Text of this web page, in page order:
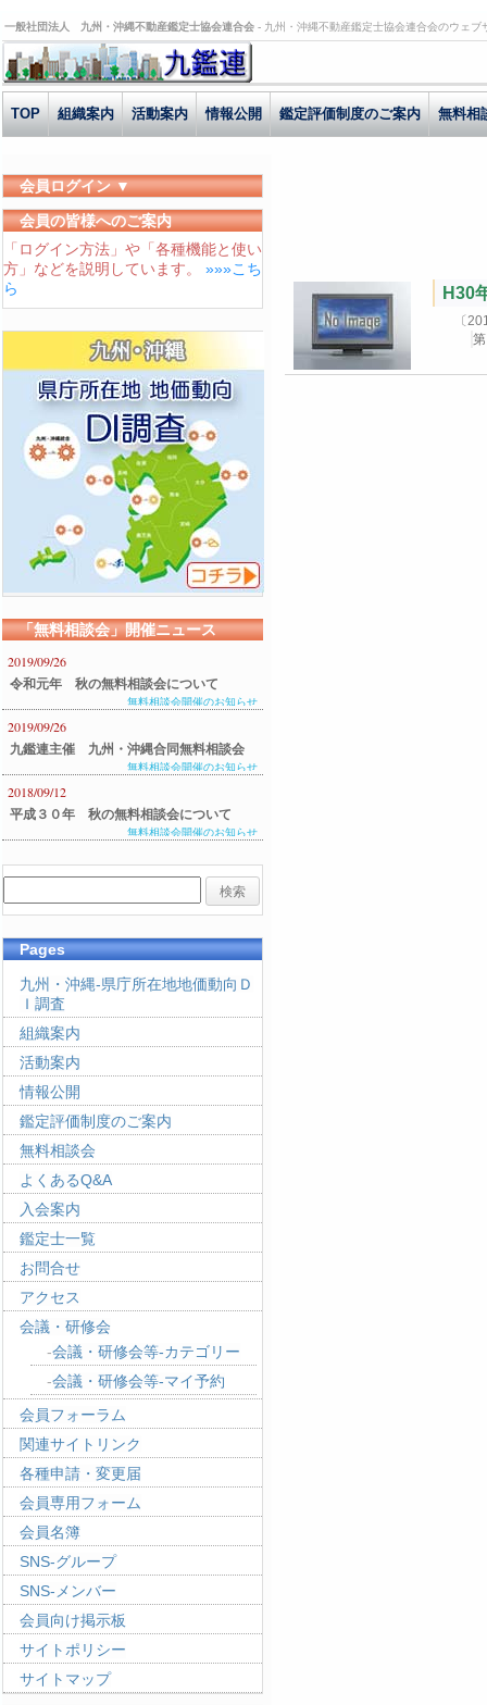
一般社団法人 九州・沖縄不動産鑑定士協会連合会 - 九州・沖縄不動産鑑定士協会連合会のウェ
TOP 組織案内 活動案内 情報公開 鑑定評価制度のご案内 無料相
H30
〔
会員ログイン ▼
ユーザーID
パスワード
会員の皆様へのご案内
「ログイン方法」や「各種機能と使い
方」などを説明しています。 »»»こち
ら
「無料相談会」開催ニュース
2019/09/26
令和元年 秋の無料相談会について
無料相談会開催のお知らせ
2019/09/26
九鑑連主催 九州・沖縄合同無料相談会
のご案内
無料相談会開催のお知らせ
2018/09/12
平成３０年 秋の無料相談会について
無料相談会開催のお知らせ
Pages
九州・沖縄-県庁所在地地価動向Ｄ
Ｉ調査
組織案内
活動案内
情報公開
鑑定評価制度のご案内
無料相談会
よくあるQ&A
入会案内
鑑定士一覧
お問合せ
アクセス
会議・研修会
会議・研修会等-カテゴリー
会議・研修会等-マイ予約
会員フォーラム
関連サイトリンク
各種申請・変更届
会員専用フォーム
会員名簿
SNS-グループ
SNS-メンバー
会員向け掲示板
サイトポリシー
サイトマップ